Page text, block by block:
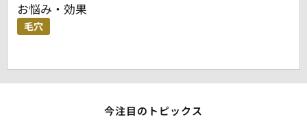
お悩み・効果
毛穴
今注目のトピックス